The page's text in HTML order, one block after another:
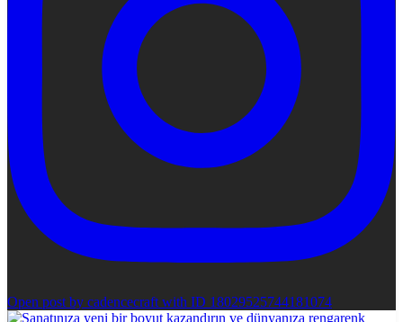
Open post by cadencecraft with ID 18029525744181074